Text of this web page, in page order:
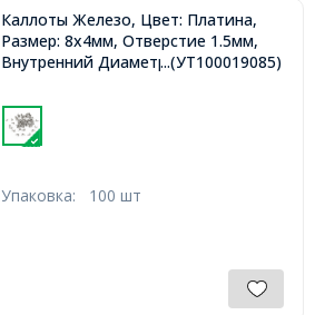
Каллоты Железо, Цвет: Платина,
Размер: 8х4мм, Отверстие 1.5мм,
Внутренний Диаметр 3мм,...(УТ100019085)
Упаковка: 100 шт